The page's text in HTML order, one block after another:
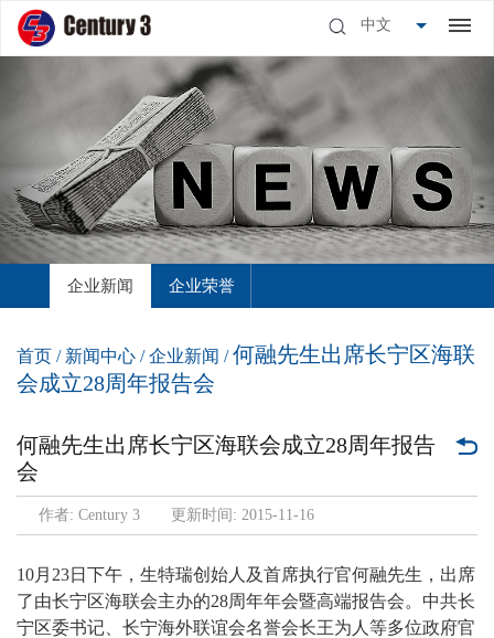
中文
企业新闻 企业荣誉
首页 / 新闻中心 /企业新闻 /何融先生出席长宁区海联
会成立28周年报告会
何融先生出席长宁区海联会成立28周年报告
会
作者: Century 3 更新时间: 2015-11-16
10月 23日下午，生特瑞创始人及首席执行官何融先生，出席
了由长宁区海联会主办的28周年年会暨高端报告会。中共长
宁区委书记、长宁海外联谊会名誉会长王为人等多位政府官